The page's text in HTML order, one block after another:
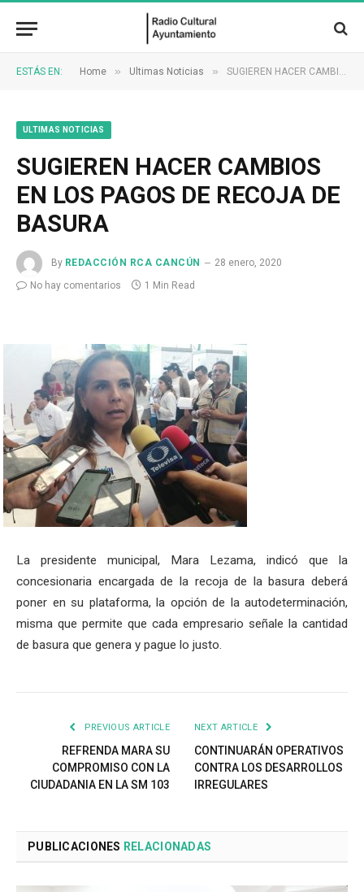
ESTÁS EN: Home » Ultimas Noticias » SUGIEREN HACER CAMBIOS EN LOS PAGOS DE RECOJA DE BASURA
ULTIMAS NOTICIAS
SUGIEREN HACER CAMBIOS
EN LOS PAGOS DE RECOJA DE
BASURA
By REDACCIÓN RCA CANCÚN
28 enero, 2020
No hay comentarios
1 Min Read
La presidente municipal, Mara Lezama, indicó que la
concesionaria encargada de la recoja de la basura deberá
poner en su plataforma, la opción de la autodeterminación,
misma que permite que cada empresario señale la cantidad
de basura que genera y pague lo justo.
PREVIOUS ARTICLE
REFRENDA MARA SU
COMPROMISO CON LA
CIUDADANIA EN LA SM 103
NEXT ARTICLE
CONTINUARÁN OPERATIVOS
CONTRA LOS DESARROLLOS
IRREGULARES
PUBLICACIONES RELACIONADAS